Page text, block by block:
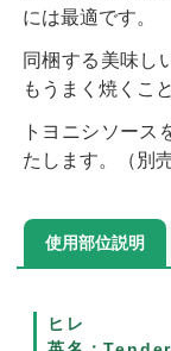
には最適です。
同梱する美味し
もうまく焼くこ
トヨニシソース
たします。（別売
使用部位説明
ヒレ